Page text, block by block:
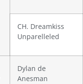
CH. Dreamkiss
Unparelleled
Dylan de
Anesman